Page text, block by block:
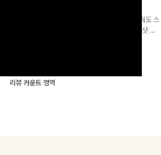
[고객요청재입고/2천장돌파💚]하나만 툭 착용해줘도 스
타일리시해 보이는 휘뚜루 마뚜루 아이템 ~ ! 인생샷 건
리뷰 카운트 영역